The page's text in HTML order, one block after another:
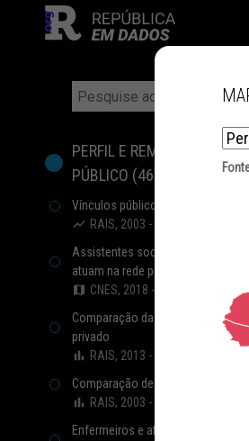
PERFIL E REMUNERAÇÃO
PÚBLICO (46
Vínculos públicos civis ativos
RAIS, 2003 - 2023
Assistentes sociais e
atuam na rede pública de saúde
CNES, 2018 - 2024
Comparação da remuneração
privado
RAIS, 2013 - 2023
Comparação de vínculos entre
RAIS, 2003 - 2023
Enfermeiros e afins que atuam na